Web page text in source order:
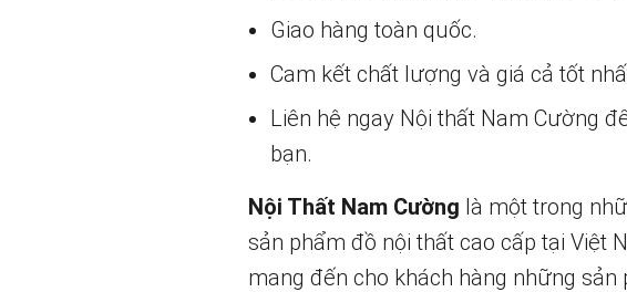
Giao hàng toàn quốc.
Cam kết chất lượng và giá cả tốt
Liên hệ ngay Nội thất Nam Cường
bạn.
Nội Thất Nam Cường là một trong
sản phẩm đồ nội thất cao cấp tại Việt
mang đến cho khách hàng những